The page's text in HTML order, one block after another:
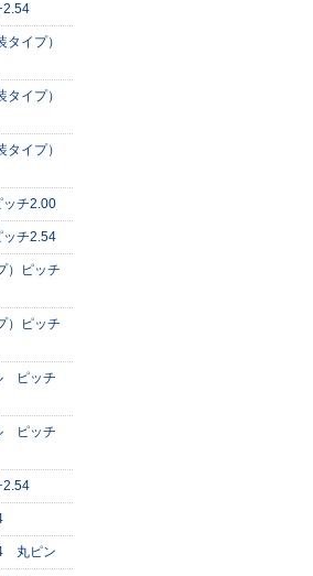
イプ）
イプ）
イプ）
チ2.00
チ2.54
）ピッチ
）ピッチ
ピッチ
ピッチ
丸ピン